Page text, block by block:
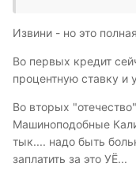
Извини - но это
Во первых кредит
процентную ставку и
Во вторых
Машиноподобные
тык.... надо быть
заплатить за это УЁ...